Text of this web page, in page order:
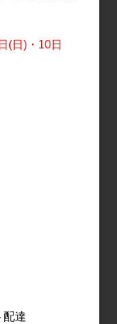
＆焼酎 シン・コ
ル
(日)・10日
達